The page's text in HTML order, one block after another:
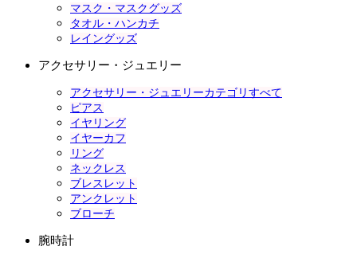
マスク・マスクグッズ
タオル・ハンカチ
レイングッズ
アクセサリー・ジュエリー
アクセサリー・ジュエリーカテゴリすべて
ピアス
イヤリング
イヤーカフ
リング
ネックレス
ブレスレット
アンクレット
ブローチ
腕時計